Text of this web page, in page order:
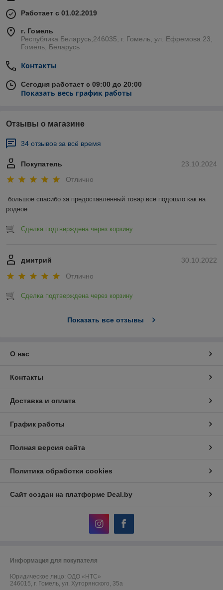
Работает с 01.02.2019
г. Гомель
Республика Беларусь,246035, г. Гомель, ул. Ефремова 23,
Гомель, Беларусь
Контакты
Сегодня работает с 09:00 до 20:00
Показать весь график работы
Отзывы о магазине
34 отзывов за всё время
23.10.2024
Покупатель
Отлично
большое спасибо за предоставленный товар все подошло как на
родное
Сделка подтверждена через корзину
30.10.2022
дмитрий
Отлично
Сделка подтверждена через корзину
Показать все отзывы
О нас
Контакты
Доставка и оплата
График работы
Полная версия сайта
Политика обработки cookies
Сайт создан на платформе Deal.by
Информация для покупателя
Юридическое лицо: ОДО «НТС»
246015, г. Гомель, ул. Хуторянского, 35а